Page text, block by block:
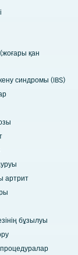
қан
синдромы (IBS)
артрит
бұзылуы